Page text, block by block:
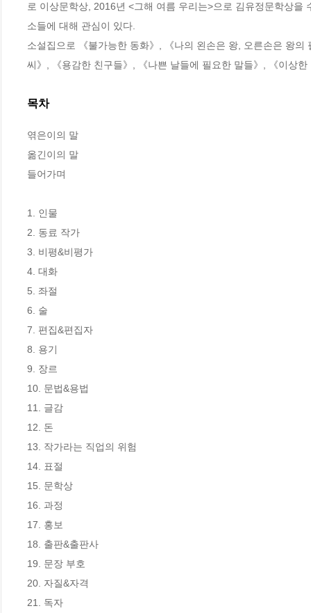
로 이상문학상, 2016년 <그해 여름 우리는>으로 김유정문학상
소들에 대해 관심이 있다.
소설집으로 《불가능한 동화》, 《나의 왼손은 왕, 오른손은 왕
씨》, 《용감한 친구들》, 《나쁜 날들에 필요한 말들》, 《이상
목차
엮은이의 말
옮긴이의 말
들어가며
1. 인물
2. 동료 작가
3. 비평&비평가
4. 대화
5. 좌절
6. 술
7. 편집&편집자
8. 용기
9. 장르
10. 문법&용법
11. 글감
12. 돈
13. 작가라는 직업의 위험
14. 표절
15. 문학상
16. 과정
17. 홍보
18. 출판&출판사
19. 문장 부호
20. 자질&자격
21. 독자